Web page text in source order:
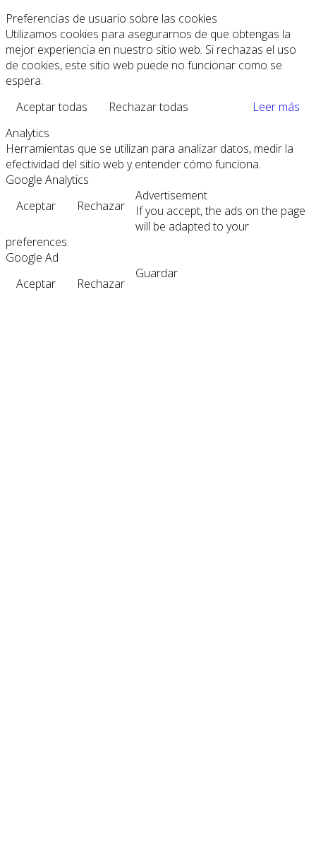
Preferencias de usuario sobre las cookies
Utilizamos cookies para asegurarnos de que obtengas la
mejor experiencia en nuestro sitio web. Si rechazas el uso
de cookies, este sitio web puede no funcionar como se
espera.
Aceptar todas
Rechazar todas
Leer más
Analytics
Herramientas que se utilizan para analizar datos, medir la
efectividad del sitio web y entender cómo funciona.
Google Analytics
Aceptar
Rechazar
Advertisement
If you accept, the ads on the page
will be adapted to your
preferences.
Google Ad
Aceptar
Rechazar
Guardar